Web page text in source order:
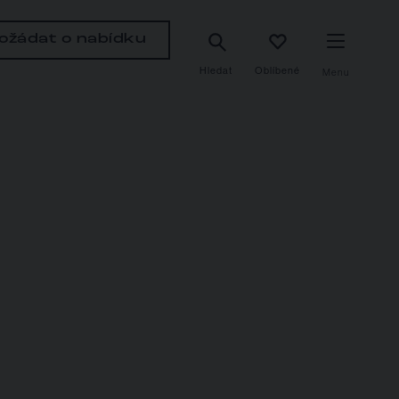
o nabídku
Hledat Oblíbené Menu